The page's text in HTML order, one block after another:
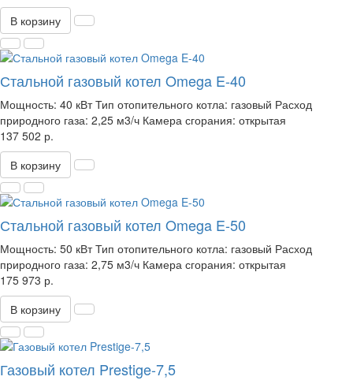
В корзину
Стальной газовый котел Omega E-40
Мощность: 40 кВт Тип отопительного котла: газовый Расход
природного газа: 2,25 м3/ч Камера сгорания: открытая
137 502 р.
В корзину
Стальной газовый котел Omega E-50
Мощность: 50 кВт Тип отопительного котла: газовый Расход
природного газа: 2,75 м3/ч Камера сгорания: открытая
175 973 р.
В корзину
Газовый котел Prestige-7,5